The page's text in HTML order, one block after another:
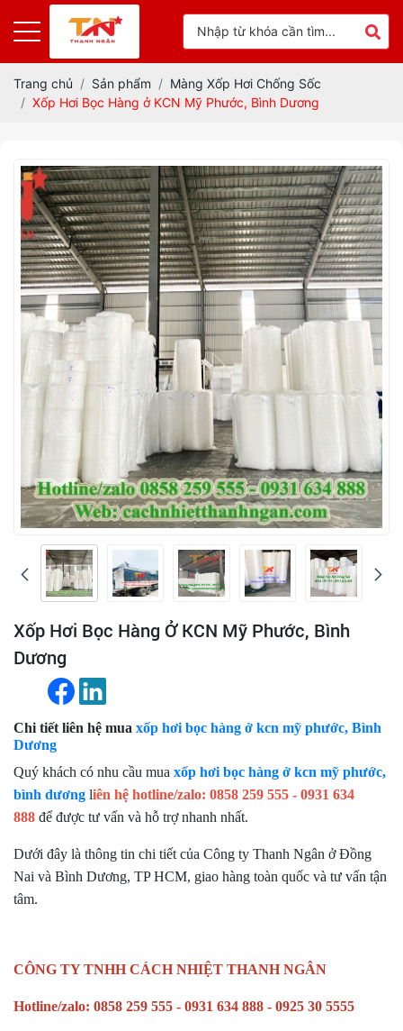
Trang chủ Sản phẩm
Màng Xốp Hơi Chống Sốc
Xốp Hơi Bọc Hàng ở KCN Mỹ Phước, Bình Dương
Xốp Hơi Bọc Hàng Ở KCN Mỹ Phước, Bình
Dương
Chi tiết liên hệ mua xốp hơi bọc hàng ở kcn mỹ phước, Bình
Dương
Quý khách có nhu cầu mua xốp hơi bọc hàng ở kcn mỹ phước,
bình dương liên hệ hotline/zalo: 0858 259 555 - 0931 634
888 để được tư vấn và hỗ trợ nhanh nhất.
Dưới đây là thông tin chi tiết của Công ty Thanh Ngân ở Đồng
Nai và Bình Dương, TP HCM, giao hàng toàn quốc và tư vấn tận
tâm.
CÔNG TY TNHH CÁCH NHIỆT THANH NGÂN
Hotline/zalo: 0858 259 555 - 0931 634 888 - 0925 30 5555